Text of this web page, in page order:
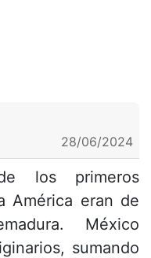
28/06/2024
los primeros
América eran de
México
sumando